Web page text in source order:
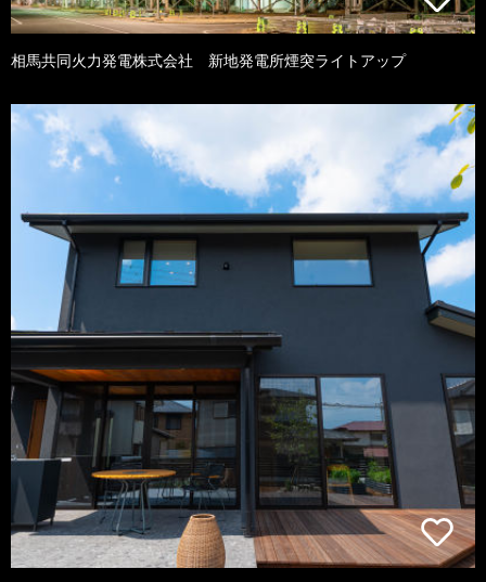
相馬共同火力発電株式会社 新地発電所煙突ライトアップ